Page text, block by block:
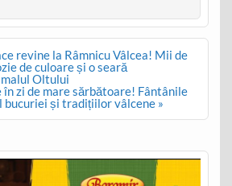
revine la Râmnicu Vâlcea! Mii de
de culoare și o seară
Oltului
zi de mare sărbătoare! Fântânile
bucuriei și tradițiilor vâlcene »